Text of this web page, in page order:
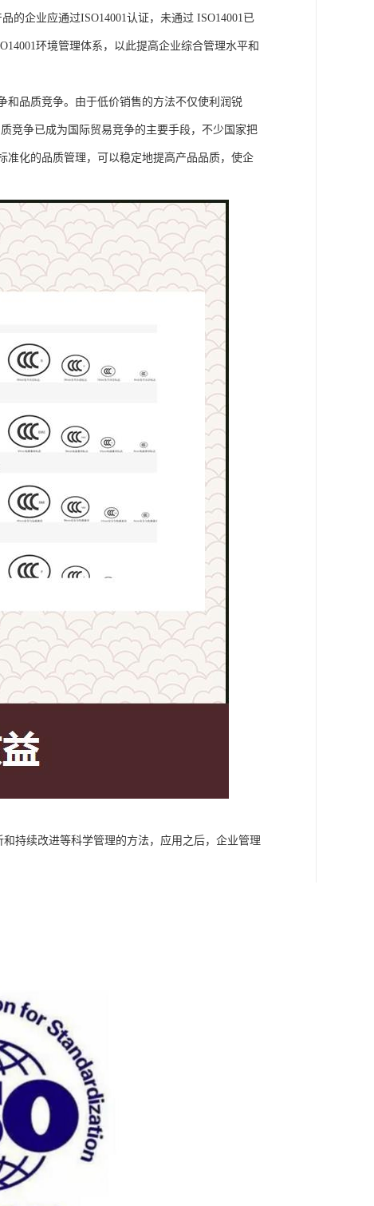
的企业应通过ISO14001认证，未通过 ISO14001已
环境管理体系，以此提高企业综合管理水平和
和品质竞争。由于低价销售的方法不仅使利润锐
竞争已成为国际贸易竞争的主要手段，不少国家把
准化的品质管理，可以稳定地提高产品品质，使企
持续改进等科学管理的方法，应用之后，企业管理